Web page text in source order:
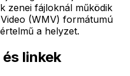
zenei fájloknál működik
(WMV) formátumú
a helyzet.
linkek